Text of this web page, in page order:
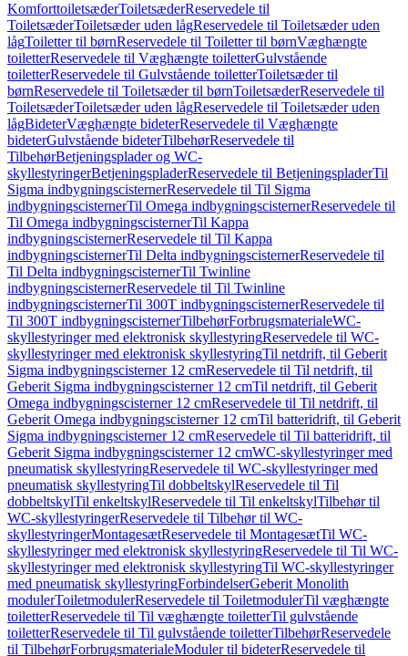
KomforttoiletsæderToiletsæderReservedele til
ToiletsæderToiletsæder uden lågReservedele til Toiletsæder uden
lågToiletter til børnReservedele til Toiletter til børnVæghængte
toiletterReservedele til Væghængte toiletterGulvstående
toiletterReservedele til Gulvstående toiletterToiletsæder til
børnReservedele til Toiletsæder til børnToiletsæderReservedele til
ToiletsæderToiletsæder uden lågReservedele til Toiletsæder uden
lågBideterVæghængte bideterReservedele til Væghængte
bideterGulvstående bideterTilbehørReservedele til
TilbehørBetjeningsplader og WC-
skyllestyringerBetjeningspladerReservedele til BetjeningspladerTil
Sigma indbygningscisternerReservedele til Til Sigma
indbygningscisternerTil Omega indbygningscisternerReservedele til
Til Omega indbygningscisternerTil Kappa
indbygningscisternerReservedele til Til Kappa
indbygningscisternerTil Delta indbygningscisternerReservedele til
Til Delta indbygningscisternerTil Twinline
indbygningscisternerReservedele til Til Twinline
indbygningscisternerTil 300T indbygningscisternerReservedele til
Til 300T indbygningscisternerTilbehørForbrugsmaterialeWC-
skyllestyringer med elektronisk skyllestyringReservedele til WC-
skyllestyringer med elektronisk skyllestyringTil netdrift, til Geberit
Sigma indbygningscisterner 12 cmReservedele til Til netdrift, til
Geberit Sigma indbygningscisterner 12 cmTil netdrift, til Geberit
Omega indbygningscisterner 12 cmReservedele til Til netdrift, til
Geberit Omega indbygningscisterner 12 cmTil batteridrift, til Geberit
Sigma indbygningscisterner 12 cmReservedele til Til batteridrift, til
Geberit Sigma indbygningscisterner 12 cmWC-skyllestyringer med
pneumatisk skyllestyringReservedele til WC-skyllestyringer med
pneumatisk skyllestyringTil dobbeltskylReservedele til Til
dobbeltskylTil enkeltskylReservedele til Til enkeltskylTilbehør til
WC-skyllestyringerReservedele til Tilbehør til WC-
skyllestyringerMontagesætReservedele til MontagesætTil WC-
skyllestyringer med elektronisk skyllestyringReservedele til Til WC-
skyllestyringer med elektronisk skyllestyringTil WC-skyllestyringer
med pneumatisk skyllestyringForbindelserGeberit Monolith
modulerToiletmodulerReservedele til ToiletmodulerTil væghængte
toiletterReservedele til Til væghængte toiletterTil gulvstående
toiletterReservedele til Til gulvstående toiletterTilbehørReservedele
til TilbehørForbrugsmaterialeModuler til bideterReservedele til